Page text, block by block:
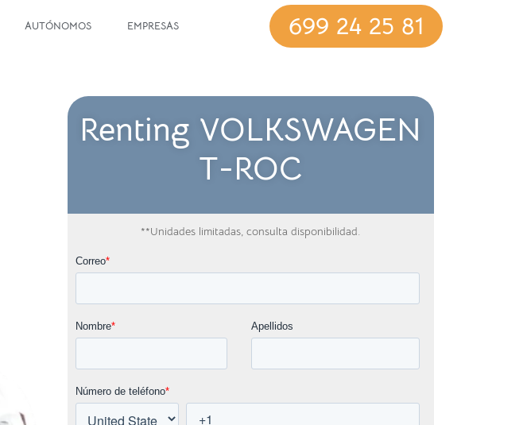
AUTÓNOMOS EMPRESAS 699 24 25 81
Renting VOLKSWAGEN
T-ROC
**Unidades limitadas, consulta disponibilidad.